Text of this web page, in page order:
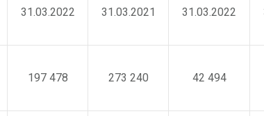
31.03.2022
31.03.2021
31.03.2022
197 478 273 240 42 494